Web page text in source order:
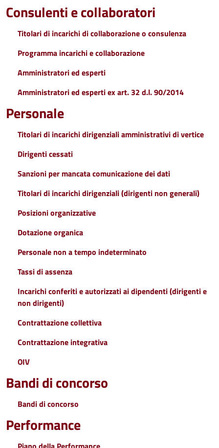
Consulenti e collaboratori
Titolari di incarichi di collaborazione o consulenza
Programma incarichi e collaborazione
Amministratori ed esperti
Amministratori ed esperti ex art. 32 d.l. 90/2014
Personale
Titolari di incarichi dirigenziali amministrativi di vertice
Dirigenti cessati
Sanzioni per mancata comunicazione dei dati
Titolari di incarichi dirigenziali (dirigenti non generali)
Posizioni organizzative
Dotazione organica
Personale non a tempo indeterminato
Tassi di assenza
Incarichi conferiti e autorizzati ai dipendenti (dirigenti e
non dirigenti)
Contrattazione collettiva
Contrattazione integrativa
OIV
Bandi di concorso
Bandi di concorso
Performance